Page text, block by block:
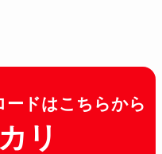
ードはこちらから
リ